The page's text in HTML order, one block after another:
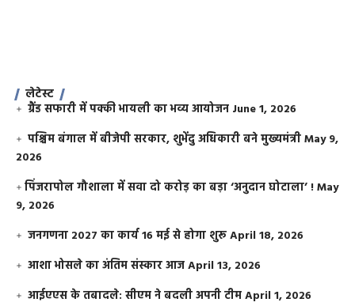
लेटेस्ट
ग्रैंड सफारी में पक्की भायली का भव्य आयोजन June 1, 2026
पश्चिम बंगाल में बीजेपी सरकार, शुभेंदु अधिकारी बने मुख्यमंत्रीMay 9,
2026
​पिंजरापोल गौशाला में सवा दो करोड़ का बड़ा ‘अनुदान घोटाला’ !May
9, 2026
जनगणना 2027 का कार्य 16 मई से होगा शुरूApril 18, 2026
आशा भोसले का अंतिम संस्कार आजApril 13, 2026
आईएएस के तबादले: सीएम ने बदली अपनी टीमApril 1, 2026